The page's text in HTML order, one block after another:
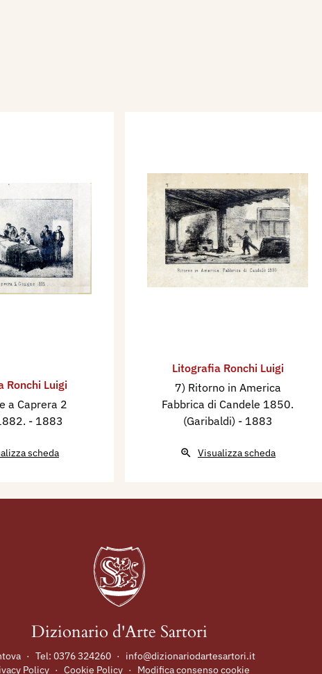
4) Ritirata
di Roma 1849.
1849. 7)
1850. 8)
dei Mille
Settembre.
16) Morte a
Ronchi Luigi
a Caprera 2
- 1883
scheda
Litografia Ronchi Luigi
7) Ritorno in America
Fabbrica di Candele 1850.
(Garibaldi) - 1883
Visualizza scheda
Dizionario d'Arte Sartori
· Tel: 0376 324260 ·
info@dizionariodartesartori.it
Policy · Cookie Policy · Modifica consenso cookie